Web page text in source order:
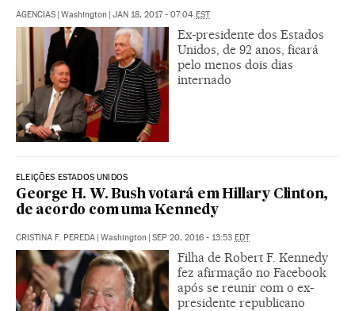
AGENCIAS | Washington | JAN 18, 2017 - 07:04 EST
Ex-presidente dos Estados
Unidos, de 92 anos, ficará
pelo menos dois dias
internado
ELEIÇÕES ESTADOS UNIDOS
George H. W. Bush votará em Hillary Clinton,
de acordo com uma Kennedy
CRISTINA F. PEREDA | Washington | SEP 20, 2016 - 13:53 EDT
Filha de Robert F. Kennedy
fez afirmação no Facebook
após se reunir com o ex-
presidente republicano